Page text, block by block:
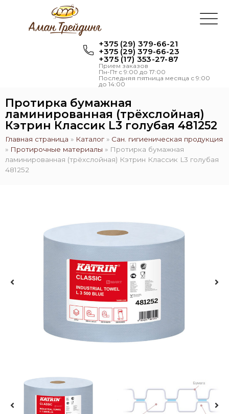
+375 (29) 379-66-21
+375 (29) 379-66-23
+375 (17) 353-27-87
Прием заказов
Пн-Пт с 9:00 до 17:00
Последняя пятница месяца с 9:00
до 14:00
Протирка бумажная
ламинированная (трёхслойная)
Кэтрин Классик L3 голубая 481252
Главная страница » Каталог » Сан. гигиеническая продукция
» Протирочные материалы » Протирка бумажная
ламинированная (трёхслойная) Кэтрин Классик L3 голубая
481252